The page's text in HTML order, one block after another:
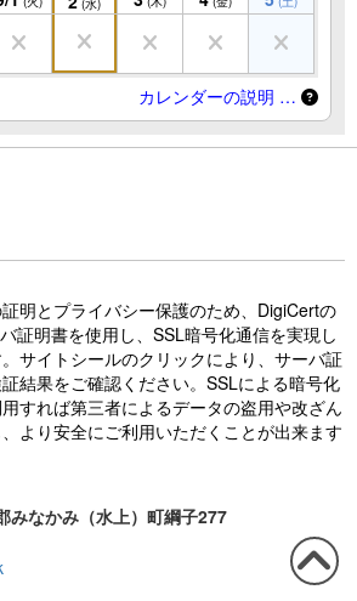
(水)
カレンダーの説明 …
明とプライバシー保護のため、DigiCertの
証明書を使用し、SSL暗号化通信を実現し
サイトシールのクリックにより、サーバ証
結果をご確認ください。SSLによる暗号化
すれば第三者によるデータの盗用や改ざん
より安全にご利用いただくことが出来ます
みなかみ（水上）町綱子277